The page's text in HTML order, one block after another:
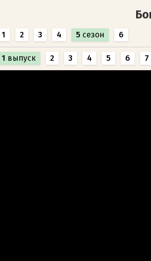
1 2 3 4 5 сезон 6
1 выпуск 2 3 4 5 6 7